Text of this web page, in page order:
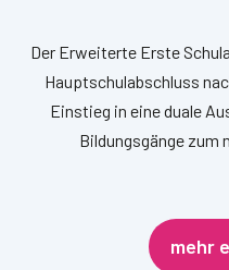
Der Erweiterte Erste
Hauptschulabschluss
Einstieg in eine duale
Bildungsgänge zum
mehr